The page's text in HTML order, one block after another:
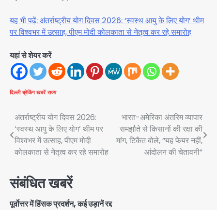
यह भी पढ़ें: अंतर्राष्ट्रीय योग दिवस 2026: ‘स्वस्थ आयु के लिए योग’ थीम
पर विश्वभर में उत्साह, पीएम मोदी कोलकाता से नेतृत्व कर रहे समारोह
यहां से शेयर करें
दिल्ली ब्रेकिंग खबरें राज्य
Post
navigation
अंतर्राष्ट्रीय योग दिवस 2026:
‘स्वस्थ आयु के लिए योग’ थीम पर
विश्वभर में उत्साह, पीएम मोदी
कोलकाता से नेतृत्व कर रहे समारोह
भारत-अमेरिका अंतरिम व्यापार
समझौते से किसानों की रक्षा की
मांग, टिकैत बोले, “यह फेयर नहीं,
आंदोलन की चेतावनी”
संबंधित खबरें
पूर्वोत्तर में हिंसक प्रदर्शन, कई उड़ानें रद्द